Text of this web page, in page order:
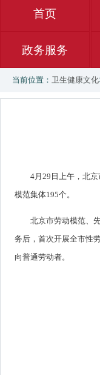
首页
政务服务
当前位置： 卫生健康文化
4月29日上午，北
模范集体195个。
北京市劳动模范、
务后，首次开展全市性
向普通劳动者。